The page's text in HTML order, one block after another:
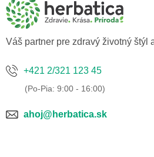
Váš partner pre zdravý životný štýl
+421 2/321 123 45
ahoj@herbatica.sk